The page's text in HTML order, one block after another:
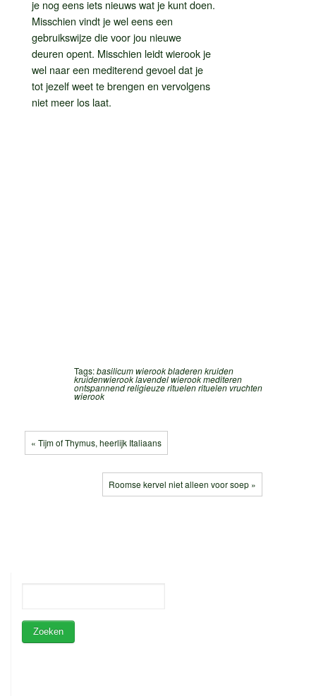
je nog eens iets nieuws wat je kunt doen.
Misschien vindt je wel eens een
gebruikswijze die voor jou nieuwe
deuren opent. Misschien leidt wierook je
wel naar een mediterend gevoel dat je
tot jezelf weet te brengen en vervolgens
niet meer los laat.
Tags:basilicum wierookbladerenkruiden
kruidenwierooklavendel wierookmediteren
ontspannendreligieuze rituelenrituelen vruchten
wierook
« Tijm of Thymus, heerlijk Italiaans
Roomse kervel niet alleen voor soep »